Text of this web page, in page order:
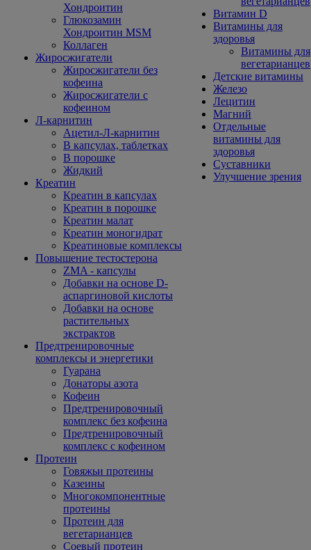
Хондроитин
Глюкозамин
Хондроитин MSM
Коллаген
Жиросжигатели
Жиросжигатели без
кофеина
Жиросжигатели с
кофеином
Л-карнитин
Ацетил-Л-карнитин
В капсулах, таблетках
В порошке
Жидкий
Креатин
Креатин в капсулах
Креатин в порошке
Креатин малат
Креатин моногидрат
Креатиновые комплексы
Повышение тестостерона
ZMA - капсулы
Добавки на основе D-
аспаргиновой кислоты
Добавки на основе
растительных
экстрактов
Предтренировочные
комплексы и энергетики
Гуарана
Донаторы азота
Кофеин
Предтренировочный
комплекс без кофеина
Предтренировочный
комплекс с кофеином
Протеин
Говяжьи протеины
Казеины
Многокомпонентные
протеины
Протеин для
вегетарианцев
Соевый протеин
Витамин D
Витамины для
здоровья
Витамины для
вегетарианцев
Детские витамины
Железо
Лецитин
Магний
Отдельные
витамины для
здоровья
Суставники
Улучшение зрения